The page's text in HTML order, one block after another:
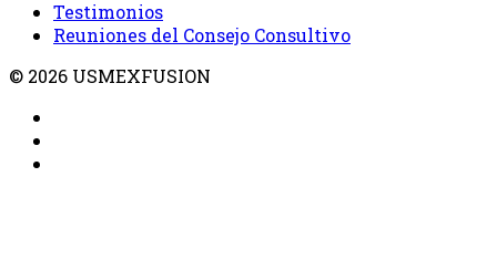
Testimonios
Reuniones del Consejo Consultivo
© 2026 USMEXFUSION